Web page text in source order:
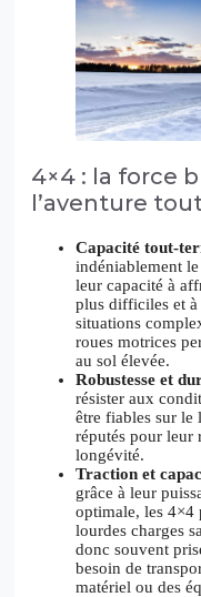
4×4 : la force
l’aventure
Capacité tout-
indéniablement
leur capacité à
plus difficiles et à
situations
roues motrices
au sol élevée.
Robustesse et
résister aux
être fiables sur le
réputés pour leur
longévité.
Traction et
grâce à leur
optimale, les 4×4
lourdes charges
donc souvent
besoin de
matériel ou des